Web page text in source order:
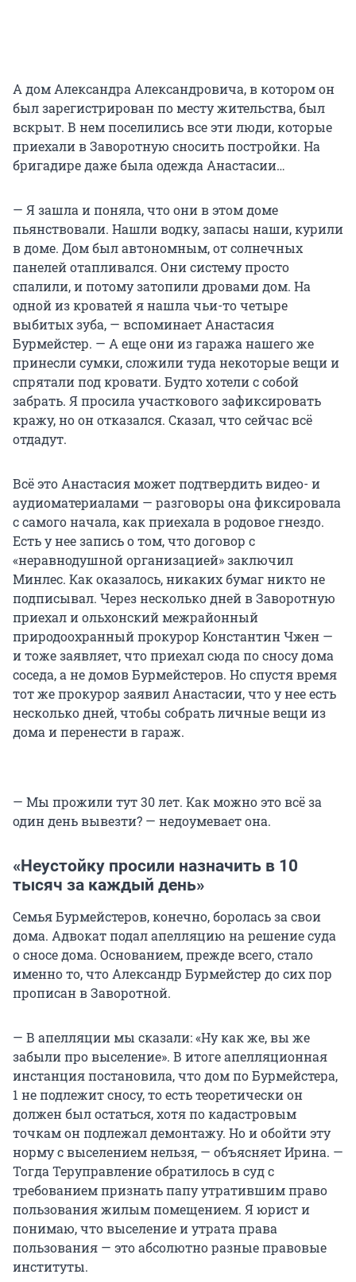
А дом Александра Александровича, в котором он
был зарегистрирован по месту жительства, был
вскрыт. В нем поселились все эти люди, которые
приехали в Заворотную сносить постройки. На
бригадире даже была одежда Анастасии…
— Я зашла и поняла, что они в этом доме
пьянствовали. Нашли водку, запасы наши, курили
в доме. Дом был автономным, от солнечных
панелей отапливался. Они систему просто
спалили, и потому затопили дровами дом. На
одной из кроватей я нашла чьи-то четыре
выбитых зуба, — вспоминает Анастасия
Бурмейстер. — А еще они из гаража нашего же
принесли сумки, сложили туда некоторые вещи и
спрятали под кровати. Будто хотели с собой
забрать. Я просила участкового зафиксировать
кражу, но он отказался. Сказал, что сейчас всё
отдадут.
Всё это Анастасия может подтвердить видео- и
аудиоматериалами — разговоры она фиксировала
с самого начала, как приехала в родовое гнездо.
Есть у нее запись о том, что договор с
«неравнодушной организацией» заключил
Минлес. Как оказалось, никаких бумаг никто не
подписывал. Через несколько дней в Заворотную
приехал и ольхонский межрайонный
природоохранный прокурор Константин Чжен —
и тоже заявляет, что приехал сюда по сносу дома
соседа, а не домов Бурмейстеров. Но спустя время
тот же прокурор заявил Анастасии, что у нее есть
несколько дней, чтобы собрать личные вещи из
дома и перенести в гараж.
— Мы прожили тут 30 лет. Как можно это всё за
один день вывезти? — недоумевает она.
«Неустойку просили назначить в 10
тысяч за каждый день»
Семья Бурмейстеров, конечно, боролась за свои
дома. Адвокат подал апелляцию на решение суда
о сносе дома. Основанием, прежде всего, стало
именно то, что Александр Бурмейстер до сих пор
прописан в Заворотной.
— В апелляции мы сказали: «Ну как же, вы же
забыли про выселение». В итоге апелляционная
инстанция постановила, что дом по Бурмейстера,
1 не подлежит сносу, то есть теоретически он
должен был остаться, хотя по кадастровым
точкам он подлежал демонтажу. Но и обойти эту
норму с выселением нельзя, — объясняет Ирина. —
Тогда Теруправление обратилось в суд с
требованием признать папу утратившим право
пользования жилым помещением. Я юрист и
понимаю, что выселение и утрата права
пользования — это абсолютно разные правовые
институты.